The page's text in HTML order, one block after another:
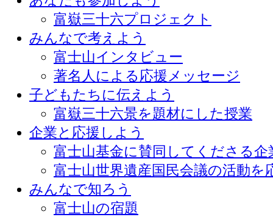
富嶽三十六プロジェクト
みんなで考えよう
富士山インタビュー
著名人による応援メッセージ
子どもたちに伝えよう
富嶽三十六景を題材にした授業
企業と応援しよう
富士山基金に賛同してくださる
富士山世界遺産国民会議の活動を
みんなで知ろう
富士山の宿題